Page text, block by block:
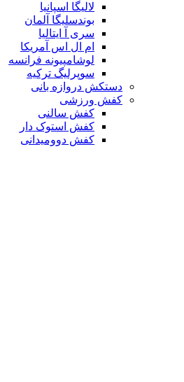
لالیگا اسپانیا
بوندسلیگا آلمان
سری آ ایتالیا
ام ال اس آمریکا
لوشامپیونه فرانسه
سوپرلیگ ترکیه
دستکش دروازه بانی
کفش ورزشی
کفش سالنی
کفش استوک دار
کفش دوومیدانی